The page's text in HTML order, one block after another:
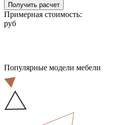
Получить расчет
Примерная стоимость:
руб
Популярные модели мебели